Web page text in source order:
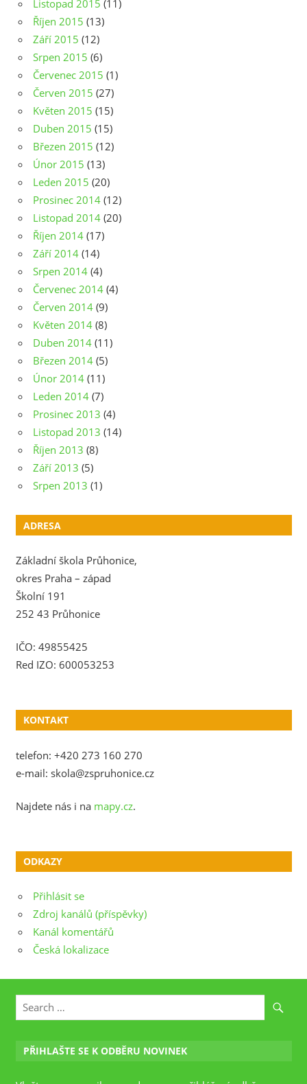
Listopad 2015 (11)
Říjen 2015 (13)
Září 2015 (12)
Srpen 2015 (6)
Červenec 2015 (1)
Červen 2015 (27)
Květen 2015 (15)
Duben 2015 (15)
Březen 2015 (12)
Únor 2015 (13)
Leden 2015 (20)
Prosinec 2014 (12)
Listopad 2014 (20)
Říjen 2014 (17)
Září 2014 (14)
Srpen 2014 (4)
Červenec 2014 (4)
Červen 2014 (9)
Květen 2014 (8)
Duben 2014 (11)
Březen 2014 (5)
Únor 2014 (11)
Leden 2014 (7)
Prosinec 2013 (4)
Listopad 2013 (14)
Říjen 2013 (8)
Září 2013 (5)
Srpen 2013 (1)
ADRESA
Základní škola Průhonice,
okres Praha – západ
Školní 191
252 43 Průhonice
IČO: 49855425
Red IZO: 600053253
KONTAKT
telefon: +420 273 160 270
e-mail: skola@zspruhonice.cz
Najdete nás i na mapy.cz.
ODKAZY
Přihlásit se
Zdroj kanálů (příspěvky)
Kanál komentářů
Česká lokalizace
PŘIHLAŠTE SE K ODBĚRU NOVINEK